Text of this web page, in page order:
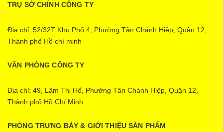
TRỤ SỞ CHÍNH CÔNG TY
Địa chỉ: 52/32T Khu Phố 4, Phường Tân Chánh Hiệp, Quận 12,
Thành phố Hồ chí minh
VĂN PHÒNG CÔNG TY
Địa chỉ: 49, Lâm Thị Hố, Phường Tân Chánh Hiệp, Quận 12,
Thành phố Hồ Chí Minh
PHÒNG TRƯNG BÀY & GIỚI THIỆU SÀN PHẨM